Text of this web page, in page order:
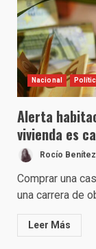
Nacional
Alerta
vivienda es
Rocío Benítez
Comprar una
una carrera de
Leer Más